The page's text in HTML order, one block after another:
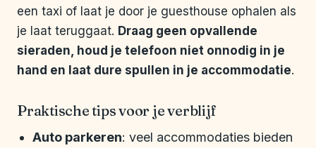
een taxi of laat je door je guesthouse ophalen als
je laat teruggaat. Draag geen opvallende
sieraden, houd je telefoon niet onnodig in je
hand en laat dure spullen in je accommodatie.
Praktische tips voor je verblijf
Auto parkeren: veel accommodaties bieden